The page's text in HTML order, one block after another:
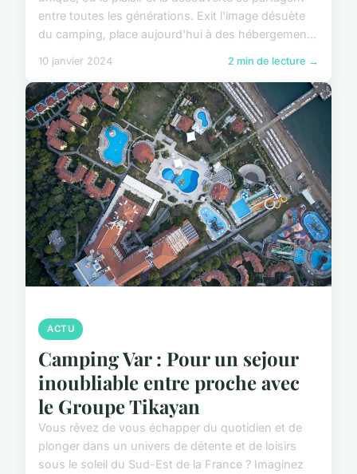
entre toutes les générations. Exit l'image désuète
du camping, place aujourd'hui à des hébergemen...
10 janvier 2024 2 min de lecture →
ACTU
Camping Var : Pour un sejour
inoubliable entre proche avec
le Groupe Tikayan
Vous rêvez de vous échapper du quotidien et de
plonger dans un univers de détente et de loisirs
sous le soleil du Sud-Est de la France ? Imaginez